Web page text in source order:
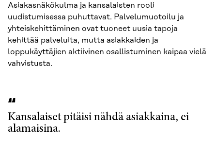
Asiakasnäkökulma ja kansalaisten rooli
uudistumisessa puhuttavat. Palvelumuotoilu ja
yhteiskehittäminen ovat tuoneet uusia tapoja
kehittää palveluita, mutta asiakkaiden ja
loppukäyttäjien aktiivinen osallistuminen kaipaa vielä
vahvistusta.
Kansalaiset pitäisi nähdä asiakkaina, ei
alamaisina.